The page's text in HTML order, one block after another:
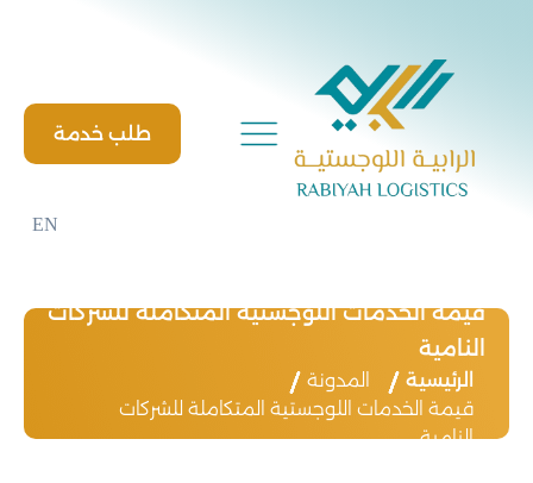
content
طلب خدمة
EN
قيمة الخدمات اللوجستية المتكاملة للشركات
النامية
الرئيسية
المدونة
قيمة الخدمات اللوجستية المتكاملة للشركات
النامية